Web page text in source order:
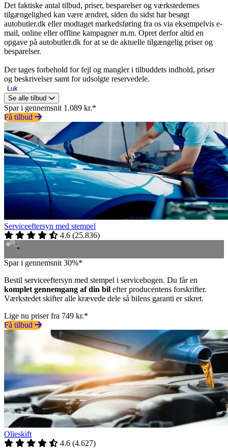
Det faktiske antal tilbud, priser, besparelser og værkstedernes
tilgængelighed kan være ændret, siden du sidst har besøgt
autobutler.dk eller modtaget markedsføring fra os via eksempelvis e-
mail, online eller offline kampagner m.m. Opret derfor altid en
opgave på autobutler.dk for at se de aktuelle tilgængelig priser og
besparelser.
Der tages forbehold for fejl og mangler i tilbuddets indhold, priser
og beskrivelser samt for udsolgte reservedele.
Luk
Se alle tilbud
Spar i gennemsnit 1.089 kr.*
Få tilbud
Serviceeftersyn med stempel
4.6 (25.836)
Spar i gennemsnit 30%*
Bestil serviceeftersyn med stempel i servicebogen. Du får en
komplet gennemgang af din bil efter producentens forskrifter.
Værkstedet skifter alle krævede dele så bilens garanti er sikret.
Lige nu priser fra 749 kr.*
Få tilbud
Olieskift
4.6 (4.627)